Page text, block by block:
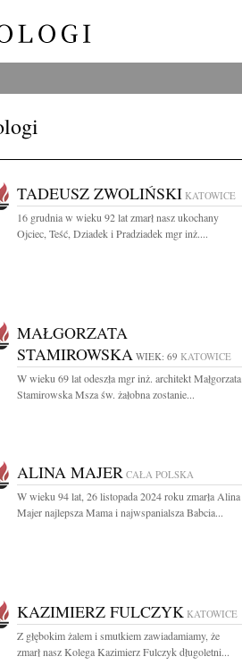
TADEUSZ ZWOLIŃSKI KATOWICE
16 grudnia w wieku 92 lat zmarł nasz ukochany
Ojciec, Teść, Dziadek i Pradziadek mgr inż....
MAŁGORZATA
STAMIROWSKA WIEK: 69 KATOWICE
W wieku 69 lat odeszła mgr inż. architekt Małgorzata
Stamirowska Msza św. żałobna zostanie...
ALINA MAJER CAŁA POLSKA
W wieku 94 lat, 26 listopada 2024 roku zmarła Alina
Majer najlepsza Mama i najwspanialsza Babcia...
KAZIMIERZ FULCZYK KATOWICE
Z głębokim żalem i smutkiem zawiadamiamy, że
zmarł nasz Kolega Kazimierz Fulczyk długoletni...